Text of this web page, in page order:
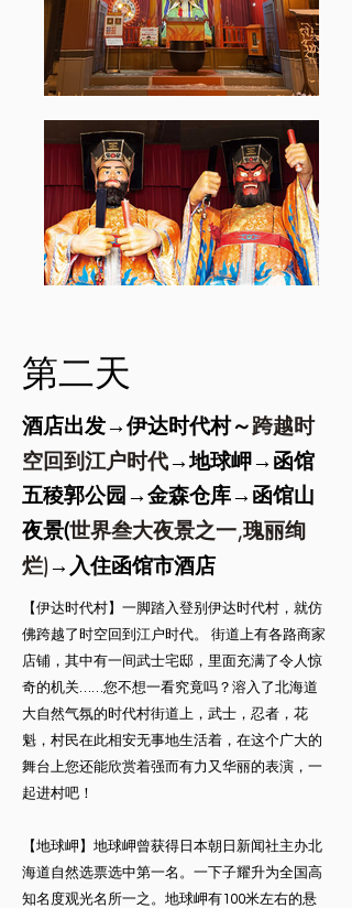
​第二天
酒店出发→伊达时代村～ 跨越时
空回到江户时代→地球岬→函馆
五稜郭公园→金森仓库→函馆山
夜景(世界叁大夜景之一,瑰丽绚
烂) →入住函馆市酒店
【伊达时代村】一脚踏入登别伊达时代村，就仿
佛跨越了时空回到江户时代。 街道上有各路商家
店铺，其中有一间武士宅邸，里面充满了令人惊
奇的机关……您不想一看究竟吗？溶入了北海道
大自然气氛的时代村街道上，武士，忍者，花
魁，村民在此相安无事地生活着，在这个广大的
舞台上您还能欣赏着强而有力又华丽的表演，一
起进村吧！
【地球岬】地球岬曾获得日本朝日新闻社主办北
海道自然选票选中第一名。一下子耀升为全国高
知名度观光名所一之。地球岬有100米左右的悬